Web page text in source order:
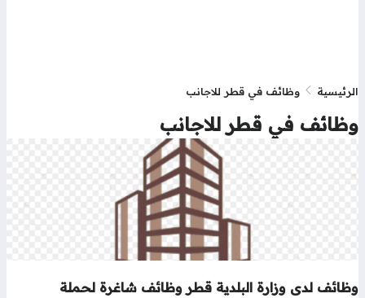
وظائف في قطر للاجانب
في قطر للاجانب
لدى وزارة البلدية قطر وظائف شاغرة لحملة